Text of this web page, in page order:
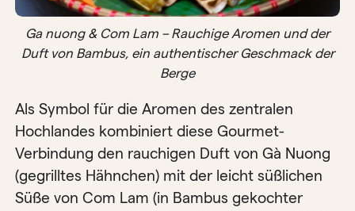
Ga nuong & Com Lam – Rauchige Aromen und der
Duft von Bambus, ein authentischer Geschmack der
Berge
Als Symbol für die Aromen des zentralen
Hochlandes kombiniert diese Gourmet-
Verbindung den rauchigen Duft von Gà Nuong
(gegrilltes Hähnchen) mit der leicht süßlichen
Süße von Com Lam (in Bambus gekochter